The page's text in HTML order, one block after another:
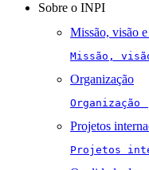
Sobre o INPI
Missão, visão
Missão,
Organização
Projetos
Projetos